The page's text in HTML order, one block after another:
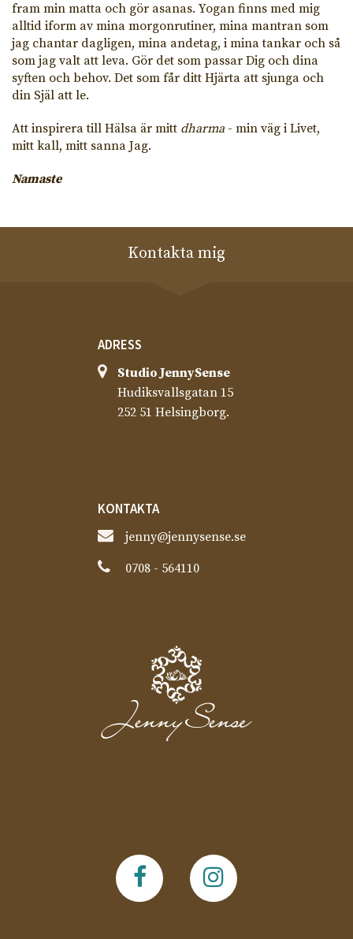
fram min matta och gör asanas. Yogan finns med mig
alltid iform av mina morgonrutiner, mina mantran som
jag chantar dagligen, mina andetag, i mina tankar och så
som jag valt att leva. Gör det som passar Dig och dina
syften och behov. Det som får ditt Hjärta att sjunga och
din Själ att le.
Att inspirera till Hälsa är mitt dharma - min väg i Livet,
mitt kall, mitt sanna Jag.
Namaste
Kontakta mig
ADRESS
Studio JennySense​
Hudiksvallsgatan 15
252 51 Helsingborg.
KONTAKTA
jenny@jennysense.se
0708 - 564110